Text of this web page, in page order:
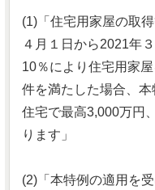
(1)「住宅用家屋の取
４月１日から2021年
10％により住宅用家
件を満たした場合、
住宅で最高3,000万円
ります」
(2)「本特例の適用を